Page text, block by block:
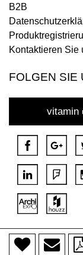
B2B
Kontaktieren Sie
FOLGEN SIE
vitamin
Copyright © 2018